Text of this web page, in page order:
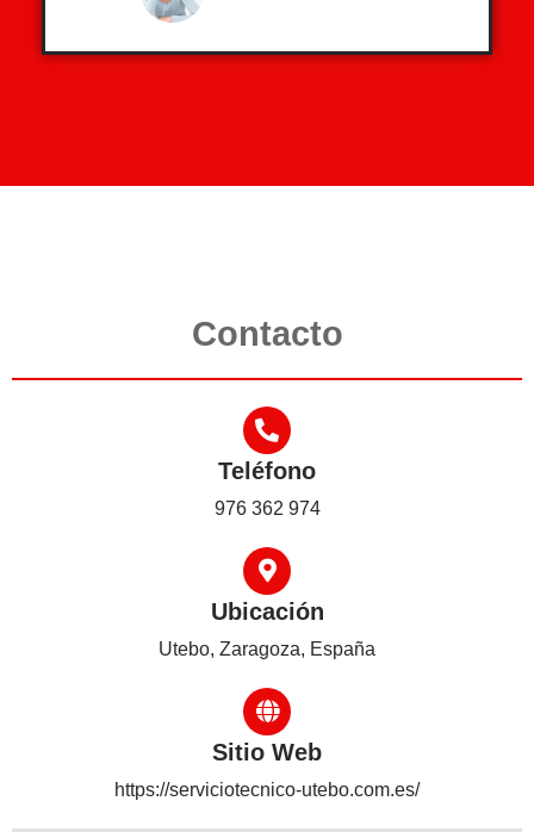
Contacto
Teléfono
976 362 974
Ubicación
Utebo, Zaragoza, España
Sitio Web
https://serviciotecnico-utebo.com.es/